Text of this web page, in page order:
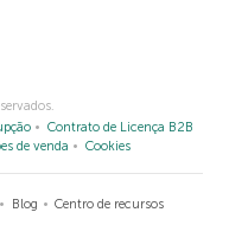
Contrato de Licença B2B
de venda Cookies
Blog
Centro de recursos